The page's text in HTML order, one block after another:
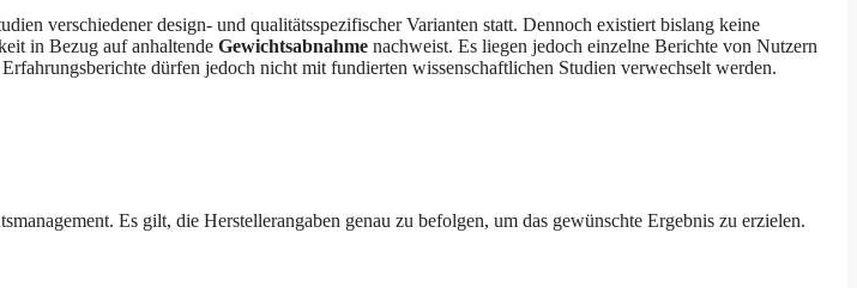
verschiedener design- und qualitätsspezifischer Varianten statt. Dennoch existiert bislang keine
in Bezug auf anhaltende Gewichtsabnahme nachweist. Es liegen jedoch einzelne Berichte von Nutzern
dürfen jedoch nicht mit fundierten wissenschaftlichen Studien verwechselt werden.
Es gilt, die Herstellerangaben genau zu befolgen, um das gewünschte Ergebnis zu erzielen.